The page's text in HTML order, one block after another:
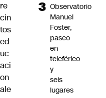
re
cin
tos
ed
uc
aci
on
ale
Observatorio
Manuel
Foster,
paseo
en
teleférico
y
seis
lugares